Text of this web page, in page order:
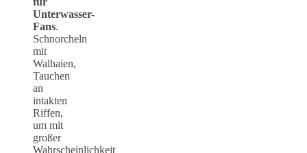
Unterwasser-
Fans.
Schnorcheln
mit
Walhaien,
Tauchen
an
intakten
Riffen,
um mit
großer
Wahrscheinlichkeit